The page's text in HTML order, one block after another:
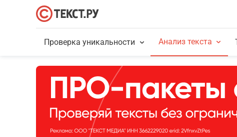
Проверка уникальности Анализ текста